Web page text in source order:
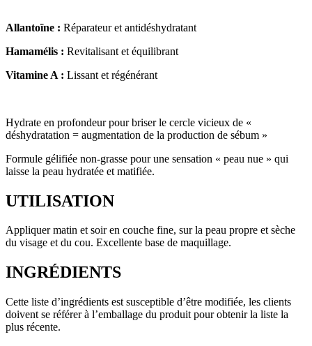
Allantoïne : Réparateur et antidéshydratant
Hamamélis : Revitalisant et équilibrant
Vitamine A : Lissant et régénérant
Hydrate en profondeur pour briser le cercle vicieux de «
déshydratation = augmentation de la production de sébum »
Formule gélifiée non-grasse pour une sensation « peau nue » qui
laisse la peau hydratée et matifiée.
UTILISATION
Appliquer matin et soir en couche fine, sur la peau propre et sèche
du visage et du cou. Excellente base de maquillage.
INGRÉDIENTS
Cette liste d’ingrédients est susceptible d’être modifiée, les clients
doivent se référer à l’emballage du produit pour obtenir la liste la
plus récente.